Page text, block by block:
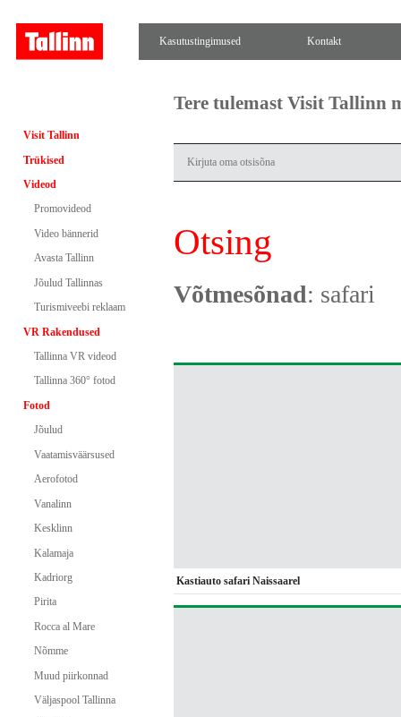
Kasutustingimused Kontakt
Visit Tallinn
Trükised
Videod
Promovideod
Video bännerid
Avasta Tallinn
Jõulud Tallinnas
Turismiveebi reklaam
VR Rakendused
Tallinna VR videod
Tallinna 360° fotod
Fotod
Jõulud
Vaatamisväärsused
Aerofotod
Vanalinn
Kesklinn
Kalamaja
Kadriorg
Pirita
Rocca al Mare
Nõmme
Muud piirkonnad
Väljaspool Tallinna
Tere tulemast Visit Tallinn
Otsing
Võtmesõnad: safari
Kastiauto safari Naissaarel